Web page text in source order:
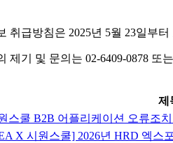
취급방침은 2025년 5월 23일부
제기 및 문의는 02-6409-0878 또
제
스쿨 B2B 어플리케이션 오류조
X 시원스쿨] 2026년 HRD 엑스